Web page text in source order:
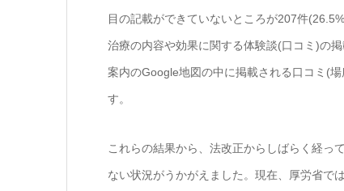
目の記載ができていないところが207件
治療の内容や効果に関する体験談(口コミ)の
案内のGoogle地図の中に掲載される口コミ(
す。
これらの結果から、法改正からしばらく経っ
ない状況がうかがえました。現在、厚労省で